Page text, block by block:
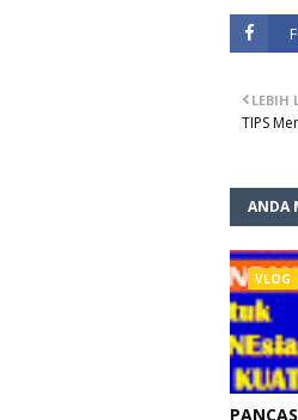
LEBIH
TIPS
ANDA
VLOG